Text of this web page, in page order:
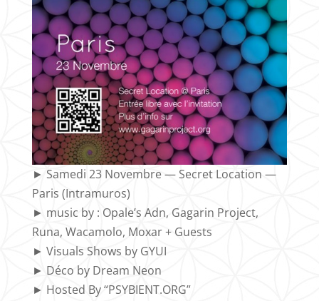
► Samedi 23 Novembre — Secret Location —
Paris (Intramuros)
► music by : Opale’s Adn, Gagarin Project,
Runa, Wacamolo, Moxar + Guests
► Visuals Shows by GYUI
► Déco by Dream Neon
► Hosted By “PSYBIENT.ORG”